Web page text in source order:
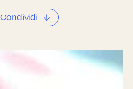
Condividi ↓
Telegram
Linkedin